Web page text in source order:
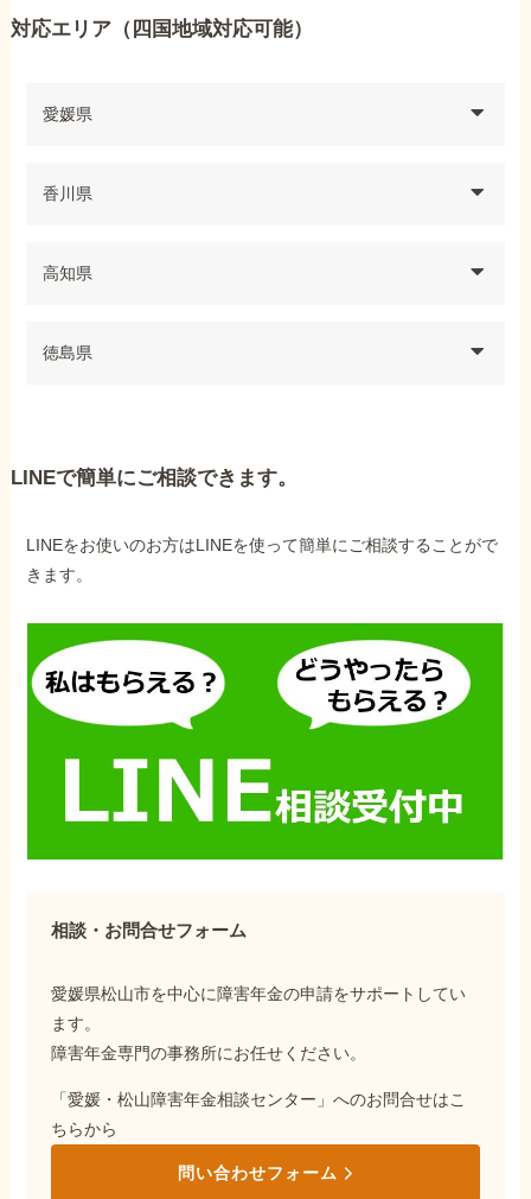
対応エリア（四国地域対応可能）
愛媛県
香川県
高知県
徳島県
LINEで簡単にご相談できます。
LINEをお使いのお方はLINEを使って簡単にご相談することがで
きます。
相談・お問合せフォーム
愛媛県松山市を中心に障害年金の申請をサポートしてい
ます。
障害年金専門の事務所にお任せください。
「愛媛・松山障害年金相談センター」へのお問合せはこ
ちらから
問い合わせフォーム